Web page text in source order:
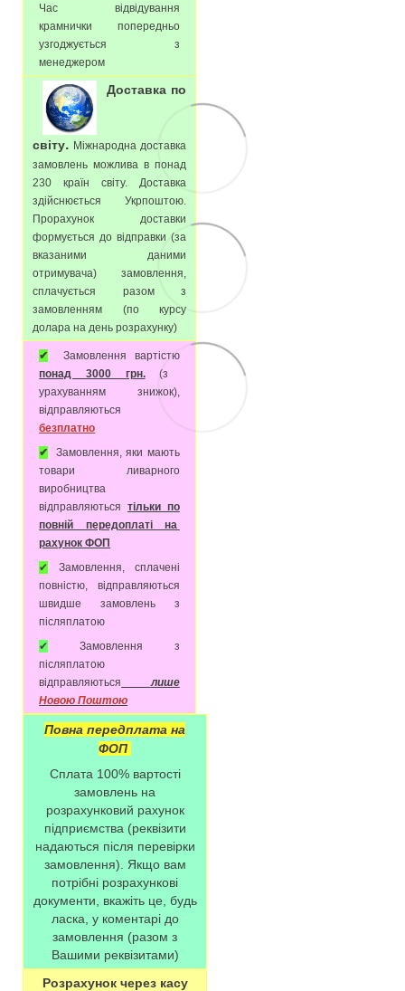
Час відвідування
крамнички попередньо
узгоджується з
менеджером
Доставка по
світу. Міжнародна доставка
замовлень можлива в понад
230 країн світу. Доставка
здійснюється Укрпоштою.
Прорахунок доставки
формується до відправки (за
вказаними даними
отримувача) замовлення,
сплачується разом з
замовленням (по курсу
долара на день розрахунку)
✔ Замовлення вартістю
понад 3000 грн.(з
урахуванням знижок),
відправляються
безплатно
✔
Замовлення, яки мають
товари ливарного
виробництва
відправляються тільки по
повній передоплаті на
рахунок ФОП
✔ Замовлення, сплачені
повністю, відправляються
швидше замовлень з
післяплатою
✔ Замовлення з
післяплатою
відправляються
лише
Новою Поштою
Повна передплата на
ФОП
Сплата 100% вартості
замовлень на
розрахунковий рахунок
підприємства (реквізити
надаються після перевірки
замовлення). Якщо вам
потрібні розрахункові
документи, вкажіть це, будь
ласка, у коментарі до
замовлення (разом з
Вашими реквізитами)
Розрахунок через касу